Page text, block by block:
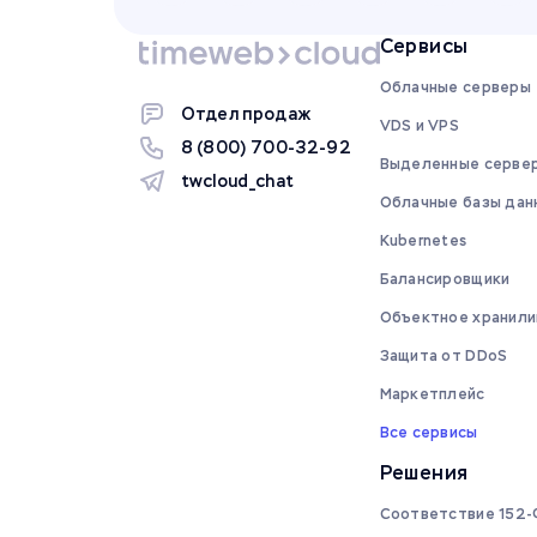
Отдел продаж
8 (800) 700-32-92
twcloud_chat
Сервисы
Облачные серверы
VDS и VPS
Выделенные
Облачные базы
Kubernetes
Балансировщики
Объектное
Защита от DDoS
Маркетплейс
Все сервисы
Решения
Соответствие